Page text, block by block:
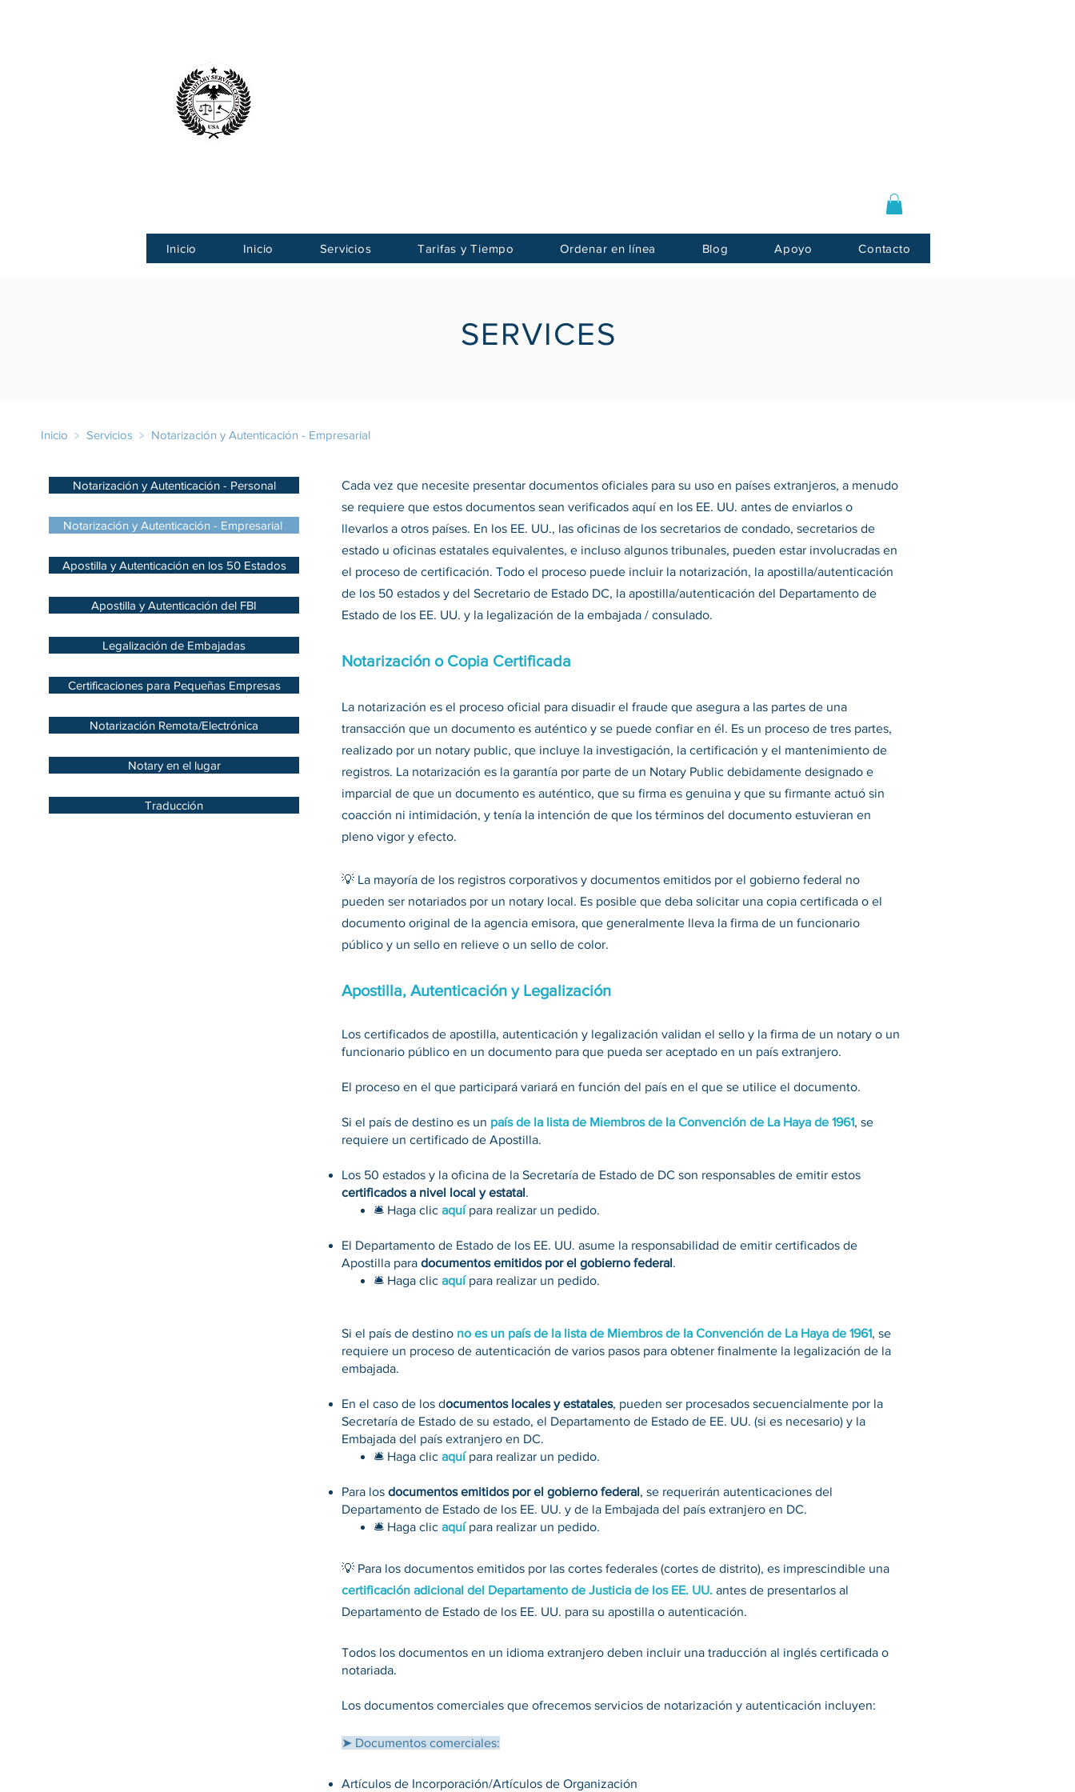
Inicio Inicio Servicios Tarifas y Tiempo Ordenar en línea Blog Apoyo Contacto
SERVICES
Inicio ﹥ Servicios ﹥ Notarización y Autenticación - Empresarial
Notarización y Autenticación - Personal
Notarización y Autenticación - Empresarial
Apostilla y Autenticación en los 50 Estados
Apostilla y Autenticación del FBI
Legalización de Embajadas
Certificaciones para Pequeñas Empresas
Notarización Remota/Electrónica
Notary en el lugar
Traducción
Cada vez que necesite presentar documentos oficiales para su uso en países extranjeros, a menudo
se requiere que estos documentos sean verificados aquí en los EE. UU. antes de enviarlos o
llevarlos a otros países. En los EE. UU., las oficinas de los secretarios de condado, secretarios de
estado u oficinas estatales equivalentes, e incluso algunos tribunales, pueden estar involucradas en
el proceso de certificación. Todo el proceso puede incluir la notarización, la apostilla/autenticación
de los 50 estados y del Secretario de Estado DC, la apostilla/autenticación del Departamento de
Estado de los EE. UU. y la legalización de la embajada / consulado.
Notarización o Copia Certificada
La notarización es el proceso oficial para disuadir el fraude que asegura a las partes de una
transacción que un documento es auténtico y se puede confiar en él. Es un proceso de tres partes,
realizado por un notary public, que incluye la investigación, la certificación y el mantenimiento de
registros. La notarización es la garantía por parte de un Notary Public debidamente designado e
imparcial de que un documento es auténtico, que su firma es genuina y que su firmante actuó sin
coacción ni intimidación, y tenía la intención de que los términos del documento estuvieran en
pleno vigor y efecto.
💡 La mayoría de los registros corporativos y documentos emitidos por el gobierno federal no
pueden ser notariados por un notary local. Es posible que deba solicitar una copia certificada o el
documento original de la agencia emisora, que generalmente lleva la firma de un funcionario
público y un sello en relieve o un sello de color.
Apostilla, Autenticación y Legalización
Los certificados de apostilla, autenticación y legalización validan el sello y la firma de un notary o un
funcionario público en un documento para que pueda ser aceptado en un país extranjero.
​El proceso en el que participará variará en función del país en el que se utilice el documento.
Si el país de destino es un país de la lista de Miembros de la Convención de La Haya de 1961, se
requiere un certificado de Apostilla.
Los 50 estados y la oficina de la Secretaría de Estado de DC son responsables de emitir estos
certificados a nivel local y estatal.
🛎 Haga clic aquípara realizar un pedido.
El Departamento de Estado de los EE. UU. asume la responsabilidad de emitir certificados de
Apostilla para documentos emitidos por el gobierno federal.
🛎 Haga clic aquí para realizar un pedido.
Si el país de destino no es un país de la lista de Miembros de la Convención de La Haya de 1961, se
requiere un proceso de autenticación de varios pasos para obtener finalmente la legalización de la
embajada.
En el caso de los documentos locales y estatales, pueden ser procesados secuencialmente por la
Secretaría de Estado de su estado, el Departamento de Estado de EE. UU. (si es necesario) y la
Embajada del país extranjero en DC.
🛎 Haga clic aquípara realizar un pedido.
Para los documentos emitidos por el gobierno federal, se requerirán autenticaciones del
Departamento de Estado de los EE. UU. y de la Embajada del país extranjero en DC.
🛎 Haga clic aquípara realizar un pedido.
💡 Para los documentos emitidos por las cortes federales (cortes de distrito), es imprescindible una
certificación adicional del Departamento de Justicia de los EE. UU. antes de presentarlos al
Departamento de Estado de los EE. UU. para su apostilla o autenticación.
Todos los documentos en un idioma extranjero deben incluir una traducción al inglés certificada o
notariada.
​Los documentos comerciales que ofrecemos servicios de notarización y autenticación incluyen:
➤ Documentos comerciales:
Artículos de Incorporación/Artículos de Organización